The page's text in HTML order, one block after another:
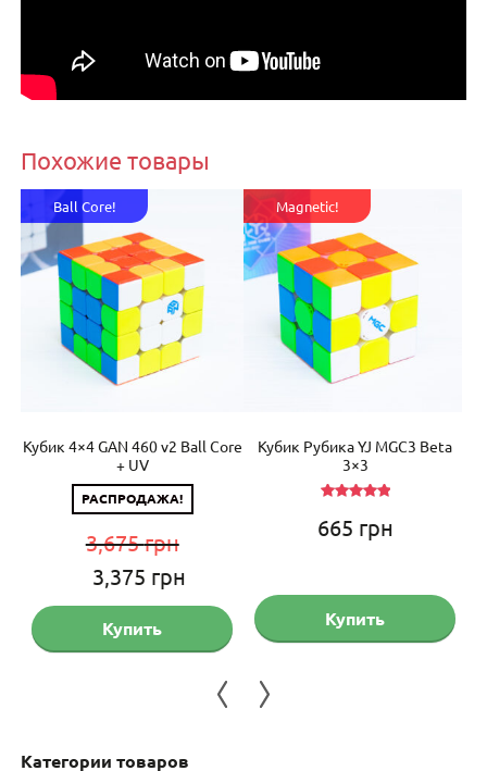
Похожие товары
Кубик 4×4 GAN 460 v2 Ball Core
+ UV
РАСПРОДАЖА!
3,675грн
Первоначальная
цена
составляла
3,375 грн
цена:
3,375 грн.
Ball Core!
Купить
Кубик Рубика YJ MGC3 Beta
3×3
5.00из 5
665 грн
Magnetic!
Купить
Категории товаров